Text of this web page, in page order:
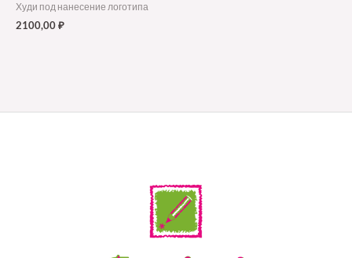
Худи под нанесение логотипа
2100,00₽